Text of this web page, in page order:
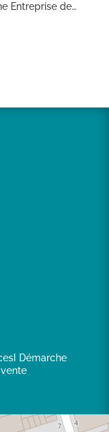
Entreprise de
(depuis juin
I Démarche